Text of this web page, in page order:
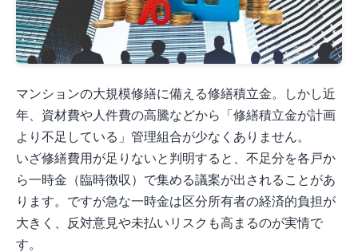
マンションの大規模修繕に備える修繕積立金。しかし近
年、資材費や人件費の高騰などから「修繕積立金が計画
より不足している」管理組合が少なくありません。
いざ修繕費用が足りないと判明すると、不足分を各戸か
ら一時金（臨時徴収）で集める議案が出されることがあ
ります。ですが急な一時金は区分所有者の経済的負担が
大きく、反対意見や未払いリスクも高まるのが実情で
す。